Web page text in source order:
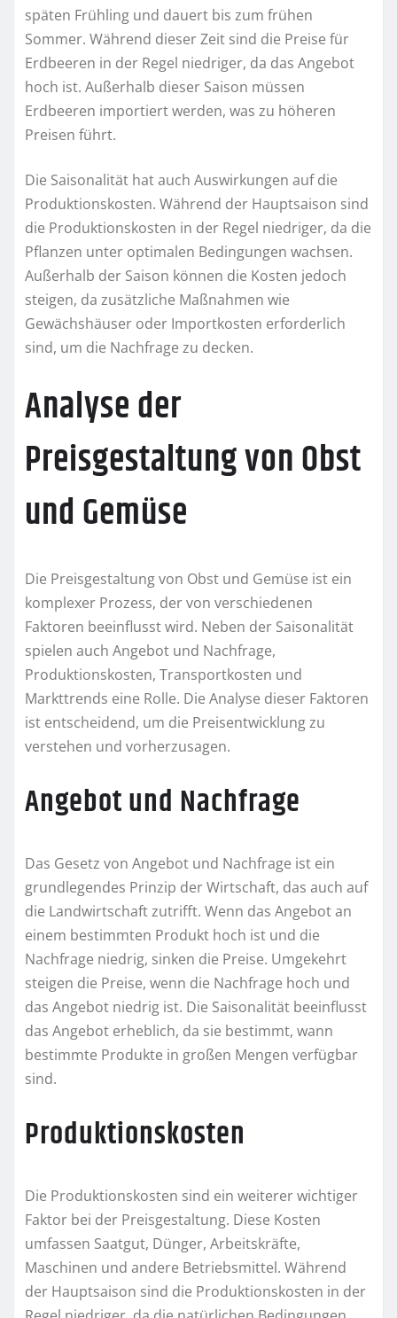
späten Frühling und dauert bis zum frühen
Sommer. Während dieser Zeit sind die Preise für
Erdbeeren in der Regel niedriger, da das Angebot
hoch ist. Außerhalb dieser Saison müssen
Erdbeeren importiert werden, was zu höheren
Preisen führt.
Die Saisonalität hat auch Auswirkungen auf die
Produktionskosten. Während der Hauptsaison sind
die Produktionskosten in der Regel niedriger, da die
Pflanzen unter optimalen Bedingungen wachsen.
Außerhalb der Saison können die Kosten jedoch
steigen, da zusätzliche Maßnahmen wie
Gewächshäuser oder Importkosten erforderlich
sind, um die Nachfrage zu decken.
Analyse der
Preisgestaltung von Obst
und Gemüse
Die Preisgestaltung von Obst und Gemüse ist ein
komplexer Prozess, der von verschiedenen
Faktoren beeinflusst wird. Neben der Saisonalität
spielen auch Angebot und Nachfrage,
Produktionskosten, Transportkosten und
Markttrends eine Rolle. Die Analyse dieser Faktoren
ist entscheidend, um die Preisentwicklung zu
verstehen und vorherzusagen.
Angebot und Nachfrage
Das Gesetz von Angebot und Nachfrage ist ein
grundlegendes Prinzip der Wirtschaft, das auch auf
die Landwirtschaft zutrifft. Wenn das Angebot an
einem bestimmten Produkt hoch ist und die
Nachfrage niedrig, sinken die Preise. Umgekehrt
steigen die Preise, wenn die Nachfrage hoch und
das Angebot niedrig ist. Die Saisonalität beeinflusst
das Angebot erheblich, da sie bestimmt, wann
bestimmte Produkte in großen Mengen verfügbar
sind.
Produktionskosten
Die Produktionskosten sind ein weiterer wichtiger
Faktor bei der Preisgestaltung. Diese Kosten
umfassen Saatgut, Dünger, Arbeitskräfte,
Maschinen und andere Betriebsmittel. Während
der Hauptsaison sind die Produktionskosten in der